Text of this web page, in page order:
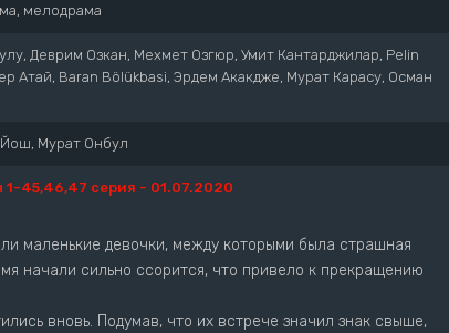
мелодрама
Деврим Озкан, Мехмет Озгюр, Умит Кантарджилар, Pelin
Атай, Baran Bölükbasi, Эрдем Акакдже, Мурат Карасу, Осман
Мурат Онбул
1-45,46,47 серия - 01.07.2020
маленькие девочки, между которыми была страшная
начали сильно ссорится, что привело к прекращению
вновь. Подумав, что их встрече значил знак свыше,